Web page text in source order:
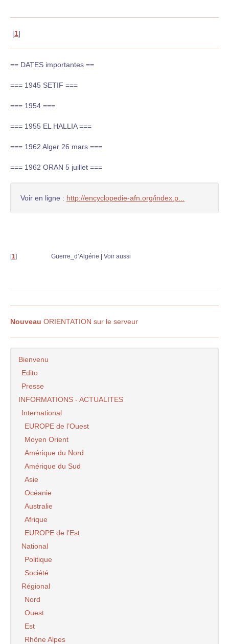
[1]
== DATES importantes ==
=== 1945 SETIF ===
=== 1954 ===
=== 1955 EL HALLIA ===
=== 1962 Alger 26 mars ===
=== 1962 ORAN 5 juillet ===
Voir en ligne : http://encyclopedie-afn.org/index.p...
[1] Guerre_d’Algérie | Voir aussi
Nouveau ORIENTATION sur le serveur
Bienvenu
Edito
Presse
INFORMATIONS - ACTUALITES
International
EUROPE de l’Ouest
Moyen Orient
Amérique du Nord
Amérique du Sud
Asie
Océanie
Australie
Afrique
EUROPE de l’Est
National
Politique
Société
Régional
Nord
Ouest
Est
Rhône Alpes